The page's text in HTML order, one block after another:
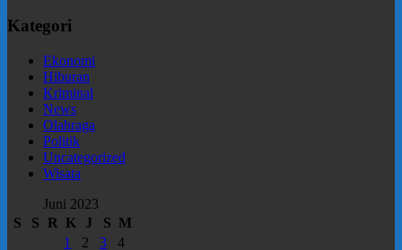
Kategori
Ekonomi
Hiburan
Kriminal
News
Olahraga
Politik
Uncategorized
Wisata
Juni 2023
S
S R K J S M
1
2 3 4